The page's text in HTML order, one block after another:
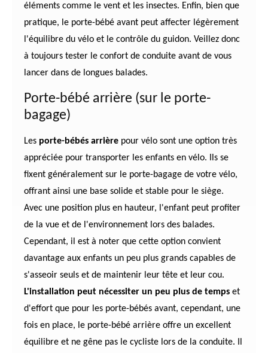
éléments comme le vent et les insectes. Enfin, bien que
pratique, le porte-bébé avant peut affecter légèrement
l'équilibre du vélo et le contrôle du guidon. Veillez donc
à toujours tester le confort de conduite avant de vous
lancer dans de longues balades.
Porte-bébé arrière (sur le porte-
bagage)
Les porte-bébés arrière pour vélo sont une option très
appréciée pour transporter les enfants en vélo. Ils se
fixent généralement sur le porte-bagage de votre vélo,
offrant ainsi une base solide et stable pour le siège.
Avec une position plus en hauteur, l'enfant peut profiter
de la vue et de l'environnement lors des balades.
Cependant, il est à noter que cette option convient
davantage aux enfants un peu plus grands capables de
s'asseoir seuls et de maintenir leur tête et leur cou.
L'installation peut nécessiter un peu plus de temps et
d'effort que pour les porte-bébés avant, cependant, une
fois en place, le porte-bébé arrière offre un excellent
équilibre et ne gêne pas le cycliste lors de la conduite. Il